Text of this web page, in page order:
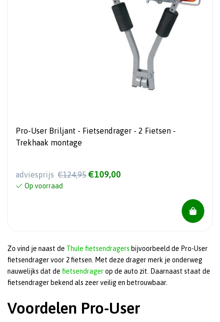
Pro-User Briljant - Fietsendrager - 2 Fietsen -
Trekhaak montage
adviesprijs €124,95 €109,00
Op voorraad
Zo vind je naast de Thule fietsendragers bijvoorbeeld de Pro-User
fietsendrager voor 2 fietsen. Met deze drager merk je onderweg
nauwelijks dat de fietsendragerop de auto zit. Daarnaast staat de
fietsendrager bekend als zeer veilig en betrouwbaar.
Voordelen Pro-User